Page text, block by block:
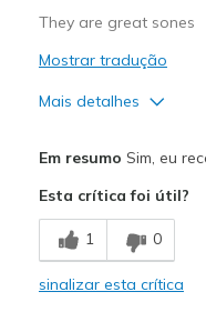
They are great sones
Mostrar tradução
Mais detalhes
Breathe Well
Comfortable
Em resumo Sim, eu
Esta crítica foi útil?
1 0
sinalizar esta crítica